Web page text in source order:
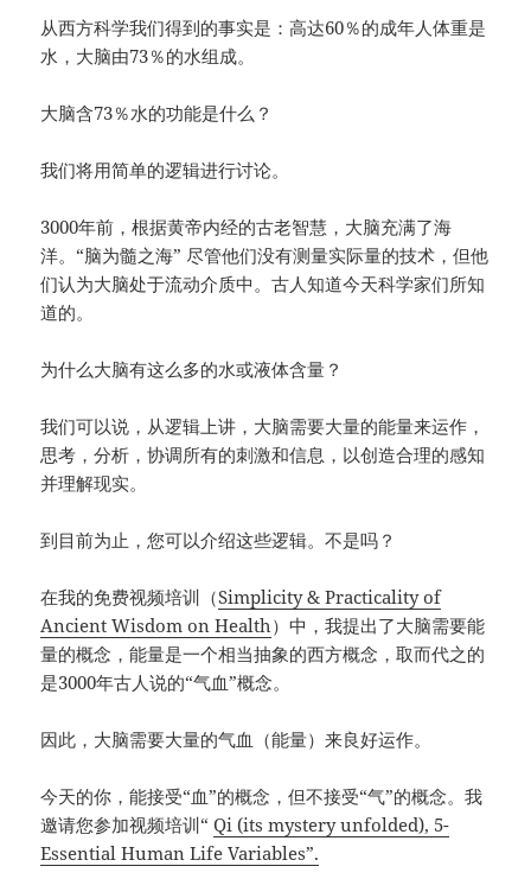
从西方科学我们得到的事实是：高达60％的成年人体重是
水，大脑由73％的水组成。
大脑含73％水的功能是什么？
我们将用简单的逻辑进行讨论。
3000年前，根据黄帝内经的古老智慧，大脑充满了海
洋。“脑为髓之海” 尽管他们没有测量实际量的技术，但他
们认为大脑处于流动介质中。古人知道今天科学家们所知
道的。
为什么大脑有这么多的水或液体含量？
我们可以说，从逻辑上讲，大脑需要大量的能量来运作，
思考，分析，协调所有的刺激和信息，以创造合理的感知
并理解现实。
到目前为止，您可以介绍这些逻辑。不是吗？
在我的免费视频培训（Simplicity & Practicality of
Ancient Wisdom on Health）中，我提出了大脑需要能
量的概念，能量是一个相当抽象的西方概念，取而代之的
是3000年古人说的“气血”概念。
因此，大脑需要大量的气血（能量）来良好运作。
今天的你，能接受“血”的概念，但不接受“气”的概念。我
邀请您参加视频培训“Qi (its mystery unfolded), 5-
Essential Human Life Variables”.